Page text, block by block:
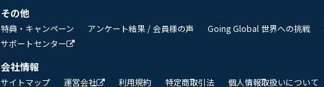
その他
特典・キャンペーン アンケート結果 / 会員様の声 Going Global 世界への挑戦
サポートセンター
会社情報
サイトマップ 運営会社 利用規約 特定商取引法 個人情報取扱いについて